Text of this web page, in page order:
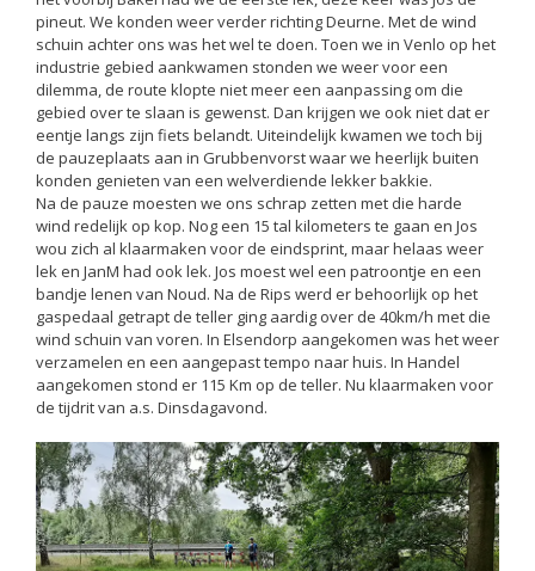
pineut. We konden weer verder richting Deurne. Met de wind
schuin achter ons was het wel te doen. Toen we in Venlo op het
industrie gebied aankwamen stonden we weer voor een
dilemma, de route klopte niet meer een aanpassing om die
gebied over te slaan is gewenst. Dan krijgen we ook niet dat er
eentje langs zijn fiets belandt. Uiteindelijk kwamen we toch bij
de pauzeplaats aan in Grubbenvorst waar we heerlijk buiten
konden genieten van een welverdiende lekker bakkie.
Na de pauze moesten we ons schrap zetten met die harde
wind redelijk op kop. Nog een 15 tal kilometers te gaan en Jos
wou zich al klaarmaken voor de eindsprint, maar helaas weer
lek en JanM had ook lek. Jos moest wel een patroontje en een
bandje lenen van Noud. Na de Rips werd er behoorlijk op het
gaspedaal getrapt de teller ging aardig over de 40km/h met die
wind schuin van voren. In Elsendorp aangekomen was het weer
verzamelen en een aangepast tempo naar huis. In Handel
aangekomen stond er 115 Km op de teller. Nu klaarmaken voor
de tijdrit van a.s. Dinsdagavond.